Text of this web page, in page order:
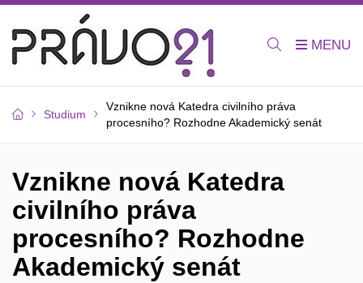
Studium
Vznikne nová Katedra civilního práva
procesního? Rozhodne Akademický senát
Vznikne nová Katedra
civilního práva
procesního? Rozhodne
Akademický senát